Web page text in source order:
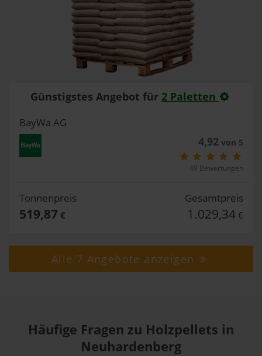
Günstigstes Angebot für 2 Paletten
BayWa AG
4,92von 5
49 Bewertungen
Tonnenpreis
519,87 €
Gesamtpreis
1.029,34 €
Alle 7 Angebote anzeigen
Häufige Fragen zu Holzpellets in
Neuhardenberg